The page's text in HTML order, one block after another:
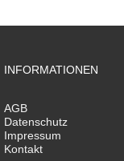
INFORMATIONEN
AGB
Datenschutz
Impressum
Kontakt